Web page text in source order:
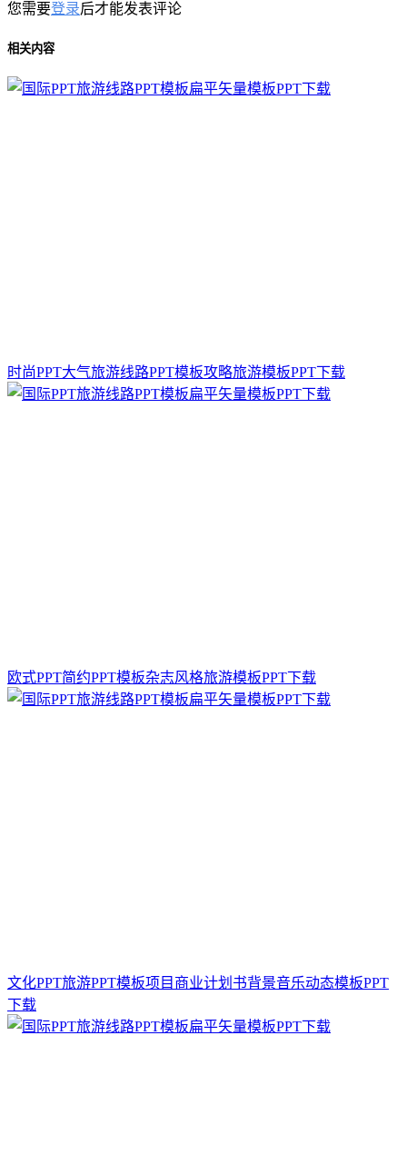
您需要登录后才能发表评论
相关内容
时尚PPT大气旅游线路PPT模板攻略旅游模板PPT下载
欧式PPT简约PPT模板杂志风格旅游模板PPT下载
文化PPT旅游PPT模板项目商业计划书背景音乐动态模板PPT
下载